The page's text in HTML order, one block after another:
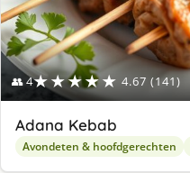
👥 4★★★★★ 4.67 (141)
Adana Kebab
Avondeten & hoofdgerechten